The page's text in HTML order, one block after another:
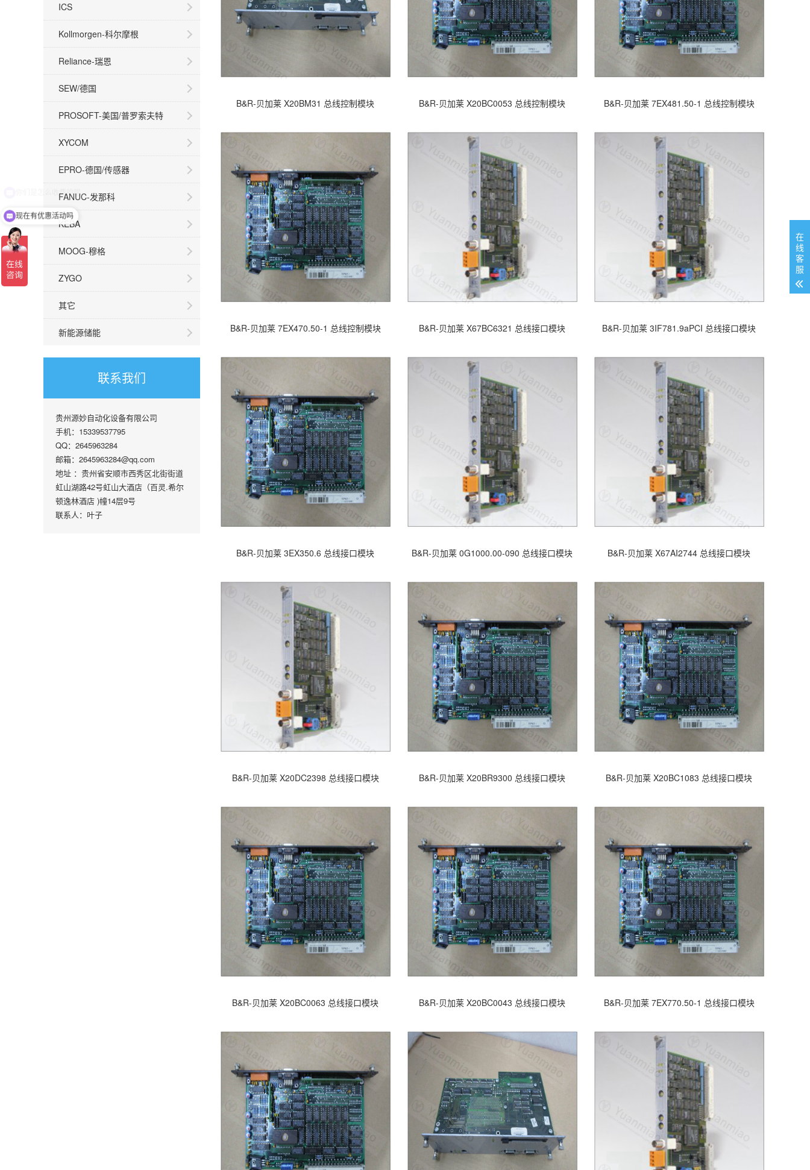
ICS
Kollmorgen-科尔摩根
Reliance-瑞恩
SEW/德国
PROSOFT-美国/普罗索夫特
XYCOM
EPRO-德国/传感器
FANUC-发那科
KEBA
MOOG-穆格
ZYGO
其它
新能源储能
联系我们
贵州源妙自动化设备有限公司
手机：15339537795
QQ：2645963284
邮箱：2645963284@qq.com
地址 ：贵州省安顺市西秀区北街街道
虹山湖路42号虹山大酒店（百灵.希尔
顿逸林酒店 )幢14层9号
联系人：叶子
B&R-贝加莱 X20BM31 总线控制模块 B&R-贝加莱 X20BC0053 总线控制模块 B&R-贝加莱 7EX481.50-1 总线控制模块
B&R-贝加莱 7EX470.50-1 总线控制模块 B&R-贝加莱 X67BC6321 总线接口模块 B&R-贝加莱 3IF781.9aPCI 总线接口模块
B&R-贝加莱 3EX350.6 总线接口模块 B&R-贝加莱 0G1000.00-090 总线接口模块 B&R-贝加莱 X67AI2744 总线接口模块
B&R-贝加莱 X20DC2398 总线接口模块 B&R-贝加莱 X20BR9300 总线接口模块 B&R-贝加莱 X20BC1083 总线接口模块
B&R-贝加莱 X20BC0063 总线接口模块 B&R-贝加莱 X20BC0043 总线接口模块 B&R-贝加莱 7EX770.50-1 总线接口模块
在
线
客
服
现在有优惠活动吗